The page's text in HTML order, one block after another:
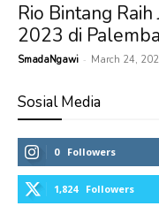
Rio Bintang
2023 di
SmadaNgawi - March 24,
Sosial Media
0 Followers
1,824 Followers